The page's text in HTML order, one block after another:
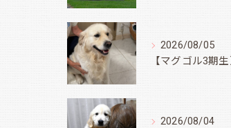
2026/08/05
2026/08/04